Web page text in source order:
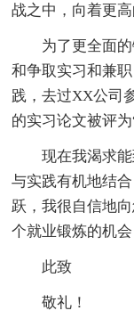
战之中，向着更高
为了更全面
和争取实习和兼
践，去过XX公司
的实习论文被评为
现在我渴求
与实践有机地结
跃，我很自信地
个就业锻炼的机会
此致
敬礼！